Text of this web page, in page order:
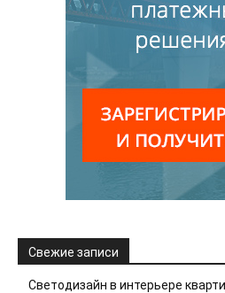
Свежие записи
Светодизайн в интерьере